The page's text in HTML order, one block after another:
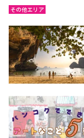
その他エリア